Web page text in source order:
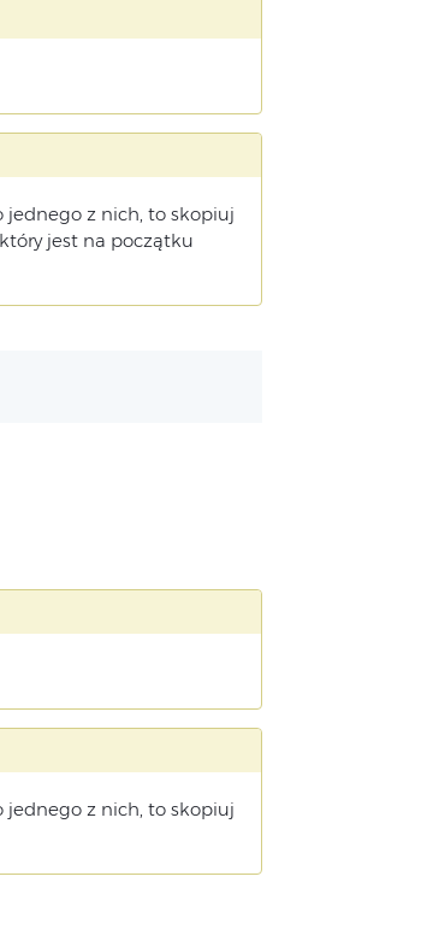
jednego z nich, to skopiuj
jest na początku
jednego z nich, to skopiuj